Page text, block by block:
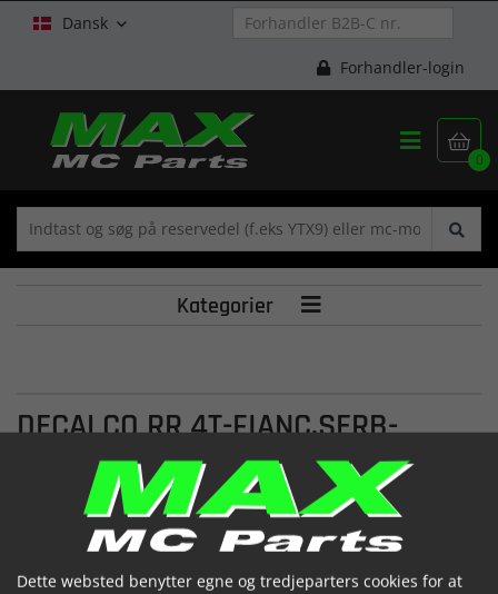
Dansk 
Forhandler-login

0

Kategorier 
DECALCO RR 4T-FIANC.SERB-
525CC-VERS
(1331476 200)

Dette websted benytter egne og tredjeparters cookies for at